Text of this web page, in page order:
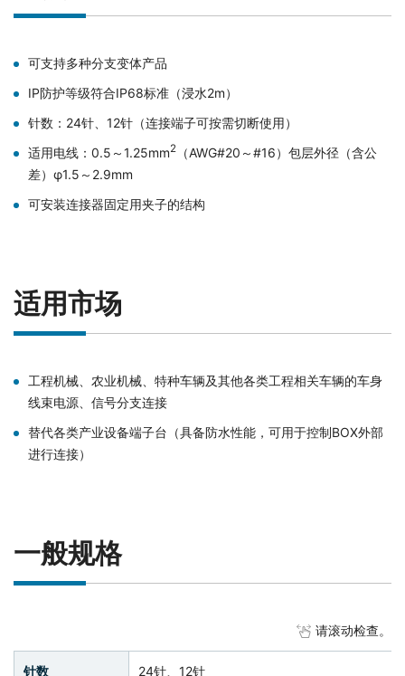
可支持多种分支变体产品
IP防护等级符合IP68标准（浸水2m）
针数：24针、12针（连接端子可按需切断使用）
适用电线：0.5～1.25mm2
（AWG#20～#16）包层外径（含公
差）φ1.5～2.9mm
可安装连接器固定用夹子的结构
适用市场
工程机械、农业机械、特种车辆及其他各类工程相关车辆的车身
线束电源、信号分支连接
替代各类产业设备端子台（具备防水性能，可用于控制BOX外部
进行连接）
一般规格
请滚动检查。
针数 24针、12针